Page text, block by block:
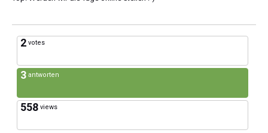
2 votes
3 antworten
558 views